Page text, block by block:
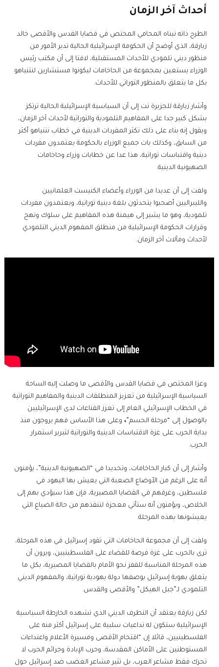
أحداث آخر الزمان
الطرح ذاته تبناه المحامي المختص في قضايا القدس والأقصى خالد
زبارقة، الذي أوضح أن الحكومة الإسرائيلية الحالية تدير الأمور من
منظور ديني تلمودي للأحداث المستقبلية، لافتا إلى أن مكتب رئيس
الوزراء يستعين بمجموعة من الحاخامات ليكونوا مستشارين لنتنياهو
بكل ما يتعلق بالمنظور التوراتي للأحداث.
وأشار زبارقة للجزيرة نت إلى أن السياسية الإسرائيلية الحالية ترتكز
بشكل كبير جدا على المفاهيم التلمودية والتوراتية لأحداث آخر الزمان،
ويقول إنه بناء على ذلك تكثر المفردات الدينية في خطاب نتنياهو أكثر
من السابق، وكذلك بات جميع الوزراء بالحكومة يعتمدون مفردات
دينية واقتباسات توراتية، هذا عدا عن خطابات وزراء وحاخامات
الصهيونية الدينية.
ولفت إلى أن عديدا من الوزراء وأعضاء الكنيست العلمانيين
والليبراليين أصحبوا يتحدثون بلغة دينية توراتية، ويعتمدون مفردات
تلمودية، وهو ما يشير إلى هيمنة هذه المفاهيم على سلوك ونهج
وقرارات الحكومة الإسرائيلية من منطلق المفهوم الديني التلمودي
لأحداث ومآلات آخر الزمان.
وعزا المختص في قضايا القدس والأقصى ما وصلت إليه الساحة
السياسية الإسرائيلية من تعزيز المنطلقات الدينية والمفاهيم التوراتية
في الخطاب الإسرائيلي العام إلى تعزز القناعات لدى الإسرائيليين
بالوصول إلى “مرحلة الحسم”، وعلى هذا الأساس فهم يروجون منذ
بداية الحرب على غزة الاقتباسات الدينية والتوراتية لتبرير استمرار
الحرب.
وأشار إلى أن كبار الحاخامات، وتحديدا في “الصهيونية الدينية”، يؤمنون
أنه على الرغم من الأوضاع الصعبة التي يعيش بها اليهود في
فلسطين، وغرقهم في القضايا المصيرية، فإن هذا سيؤدي بهم إلى
الخلاص، ويؤمنون أنه ستأتي معجزة لتنقذهم من حالة الضياع التي
يعيشونها بهذه المرحلة.
ولفت إلى أن مجموعة الحاخامات التي تقود إسرائيل في هذه المرحلة،
ترى بالحرب على غزة فرصة للقضاء على الفلسطينيين، ويرون أن
هذه المرحلة المناسبة للقفز نحو الأمام بالقضايا المصيرية، بكل ما
يتعلق بهوية إسرائيل بوصفها دولة يهودية توراتية، والمفهوم الديني
التلمودي لـ”جبل الهيكل” والأقصى والقدس.
لكن زبارقة يعتقد أن التطرف الديني الذي تشهده الخارطة السياسية
الإسرائيلية ستكون له تداعيات سلبية على إسرائيل أكثر منه على
الفلسطينيين، قائلا إن “اقتحام الأقصى ومسيرة الأعلام واعتداءات
المستوطنين على الأماكن المقدسة، وحرب الإبادة وجرائم الحرب لا
تحرك فقط مشاعر العرب، بل تثير مشاعر الغضب ضد إسرائيل حول